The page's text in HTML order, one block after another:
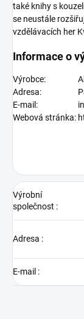
také knihy s
se neustále
vzdělávacích her
Informace o
Výrobce:
Adresa:
E-mail:
Webová stránka:
Výrobní
společnost :
Adresa :
E-mail :